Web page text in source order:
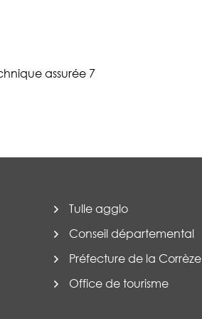
assurée 7
Tulle agglo
Conseil départemental
Préfecture de la Corrèze
Office de tourisme